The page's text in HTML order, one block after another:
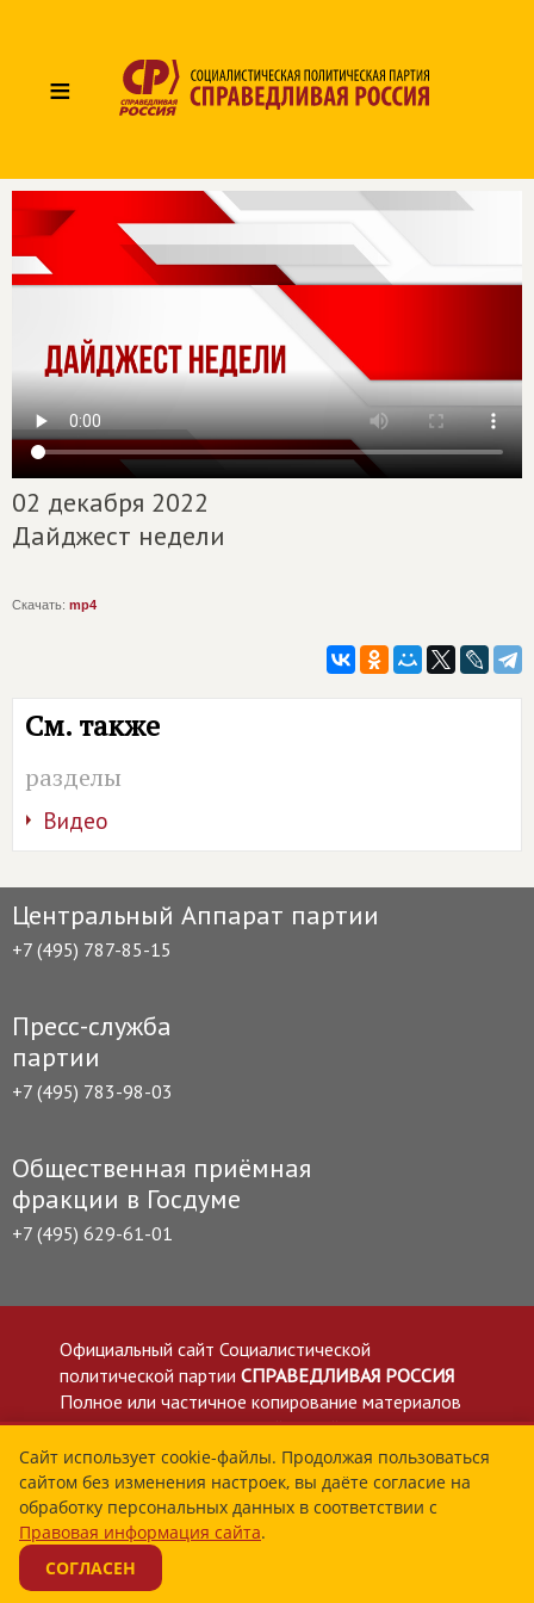
≡
02 декабря 2022
Дайджест недели
Скачать: mp4
См. также
разделы
Видео
Центральный Аппарат партии
+7 (495) 787-85-15
Пресс-служба
партии
+7 (495) 783-98-03
Общественная приёмная
фракции в Госдуме
+7 (495) 629-61-01
Официальный сайт Социалистической
политической партии СПРАВЕДЛИВАЯ РОССИЯ
Полное или частичное копирование материалов
приветствуется со ссылкой на сайт spravedlivo.ru
Политика в отношении обработки персональных
данных
Все материалы сайта spravedlivo.ru доступны по
лицензии Creative Commons Attribution 4.0 International
Сайт использует cookie-файлы. Продолжая пользоваться
сайтом без изменения настроек, вы даёте согласие на
обработку персональных данных в соответствии с
Правовая информация сайта.
СОГЛАСЕН